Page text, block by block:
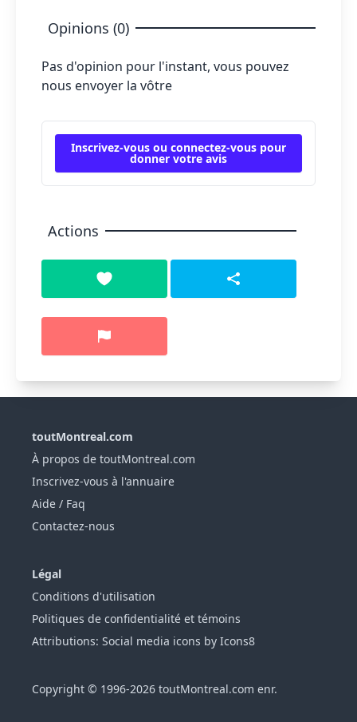
Opinions (0)
Pas d'opinion pour l'instant, vous pouvez
nous envoyer la vôtre
Inscrivez-vous ou connectez-vous pour
donner votre avis
Actions
toutMontreal.com
À propos de toutMontreal.com
Inscrivez-vous à l'annuaire
Aide / Faq
Contactez-nous
Légal
Conditions d'utilisation
Politiques de confidentialité et témoins
Attributions: Social media icons by Icons8
Copyright © 1996-2026 toutMontreal.com enr.